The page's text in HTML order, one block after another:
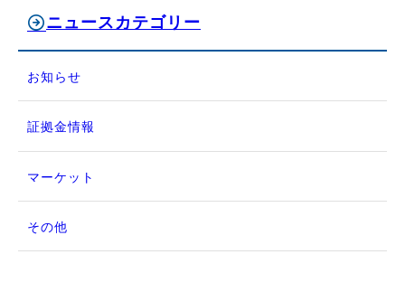
ニュースカテゴリー
お知らせ
証拠金情報
マーケット
その他